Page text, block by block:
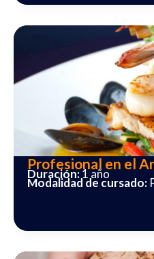
Profesional en el
Duración:1 año
Modalidad de cursado: